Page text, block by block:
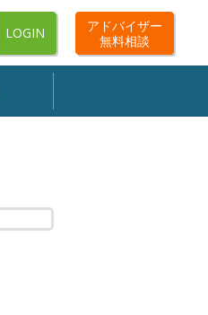
LOGIN
アドバイザー
無料相談